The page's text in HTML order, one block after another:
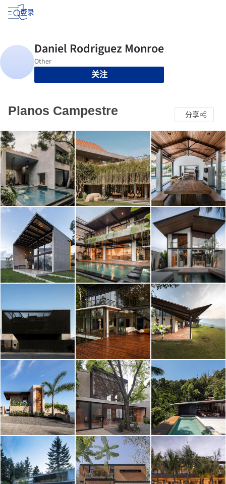
登录
关注
Planos Campestre 分享